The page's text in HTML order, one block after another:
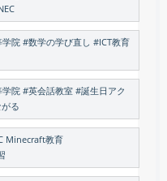
院 #数学の学び直し #ICT教育
院 #英会話教室 #誕生日アク
る
Minecraft教育